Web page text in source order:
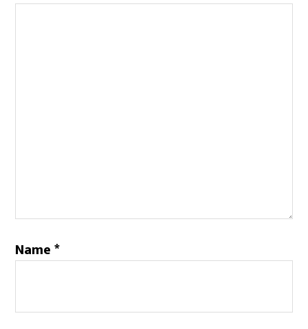
Name*